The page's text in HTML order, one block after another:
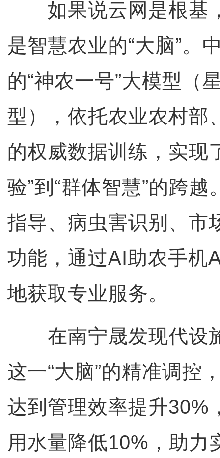
如果说云网是根基
是智慧农业的“大脑”。
的“神农一号”大模型（
型），依托农业农村部
的权威数据训练，实现
验”到“群体智慧”的跨
指导、病虫害识别、市
功能，通过AI助农手机
地获取专业服务。
在南宁晟发现代设
这一“大脑”的精准调控
达到管理效率提升30%
用水量降低10%，助力